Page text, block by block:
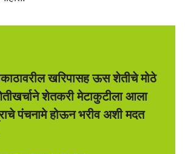
खरिपासह ऊस शेतीचे मोठे
शेतकरी मेटाकुटीला आला
पंचनामे होऊन भरीव अशी मदत